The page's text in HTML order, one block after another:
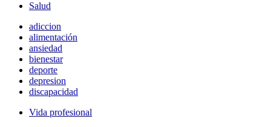
Salud
adiccion
alimentación
ansiedad
bienestar
deporte
depresion
discapacidad
Vida profesional